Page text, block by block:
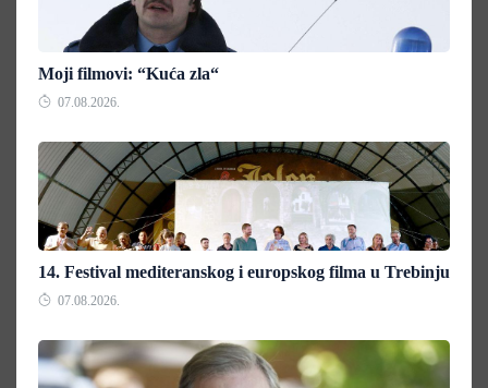
Moji filmovi: “Kuća zla“
07.08.2026.
14. Festival mediteranskog i europskog filma u Trebinju
07.08.2026.